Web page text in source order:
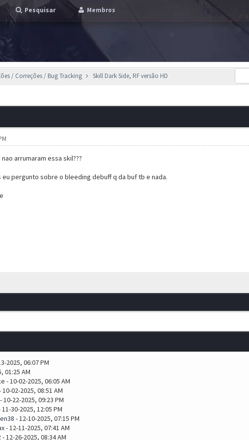
Pesquisar Membros
/ Correções / Bug Tracking Skill Dark Side, RF versão HD
arrumaram essa skil???
eu pergunto sobre o bleeding debuff q da buf tb e nada.
2025, 06:07 PM
01:25 AM
- 10-02-2025, 06:05 AM
10-02-2025, 08:51 AM
10-22-2025, 09:23 PM
30-2025, 12:05 PM
- 12-10-2025, 07:15 PM
- 12-11-2025, 07:41 AM
- 12-26-2025, 08:34 AM